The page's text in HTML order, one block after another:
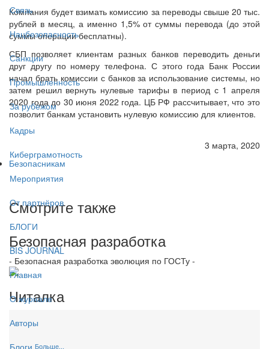
Связь
Нацбезопасность
Санкции
Промышленность
За рубежом
Кадры
Киберграмотность
Мероприятия
От партнёров
БЛОГИ
BIS JOURNAL
Главная
О журнале
Авторы
Блоги
Компания будет взимать комиссию за переводы свыше 20 тыс.
рублей в месяц, а именно 1,5% от суммы перевода (до этой
суммы операции бесплатны).
СБП позволяет клиентам разных банков переводить деньги
друг другу по номеру телефона. С этого года Банк России
начал брать комиссии с банков за использование системы, но
затем решил вернуть нулевые тарифы в период с 1 апреля
2020 года до 30 июня 2022 года. ЦБ РФ рассчитывает, что это
позволит банкам установить нулевую комиссию для клиентов.
3 марта, 2020
Безопасникам
Смотрите также
Безопасная разработка
- Безопасная разработка эволюция по ГОСТу -
Читалка
Больше...